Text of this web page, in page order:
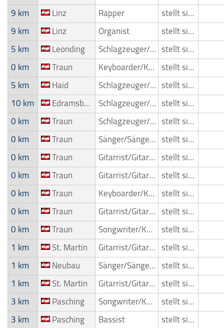
9 km
Linz Rapper
stellt sich vor
9 km
Linz Organist
stellt sich vor
5 km
Leonding Schlagzeuger/Drummer
stellt sich vor
0 km
Traun Keyboarder/Keyboardspieler
stellt sich vor
5 km
Haid Schlagzeuger/Drummer
stellt sich vor
10 km
Edramsberg Schlagzeuger/Drummer
stellt sich vor
0 km
Traun Schlagzeuger/Drummer
stellt sich vor
0 km
Traun Sänger/Sängerin
stellt sich vor
0 km
Traun Gitarrist/Gitarrenspieler
stellt sich vor
0 km
Traun Gitarrist/Gitarrenspieler
stellt sich vor
0 km
Traun Keyboarder/Keyboardspieler
stellt sich vor
0 km
Traun Gitarrist/Gitarrenspieler
stellt sich vor
0 km
Traun Songwriter/Komponist
stellt sich vor
1 km
St. Martin Gitarrist/Gitarrenspieler
stellt sich vor
1 km
Neubau Sänger/Sängerin
stellt sich vor
1 km
St. Martin Gitarrist/Gitarrenspieler
stellt sich vor
3 km
Pasching Songwriter/Komponist
stellt sich vor
3 km
Pasching Bassist
stellt sich vor